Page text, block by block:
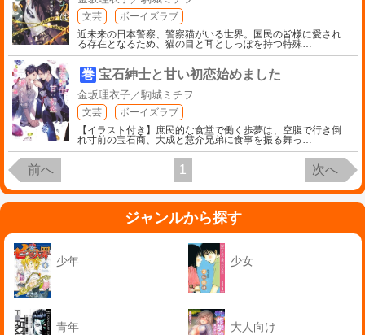
文芸
ボーイズラブ
近未来の日本警察、警察猫がいる世界。国民の皆様に愛され
る存在となるため、猫の目と耳としっぽを持つ特殊…
巻 宝石紳士と甘い初恋始めました
金坂理衣子／駒城ミチヲ
文芸
ボーイズラブ
【イラスト付き】庶民的な食堂で働く歩夢は、空腹で行き倒
れ寸前の宝石商、大成と慧介兄弟に食事を振る舞っ…
前へ 1 次へ
ジャンルから探す
少年 少女
青年 大人向け